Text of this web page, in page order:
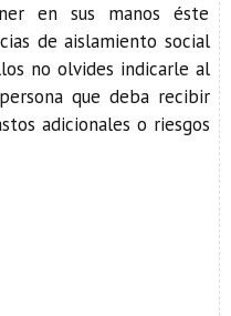
en sus manos éste
de aislamiento social
no olvides indicarle al
que deba recibir
adicionales o riesgos